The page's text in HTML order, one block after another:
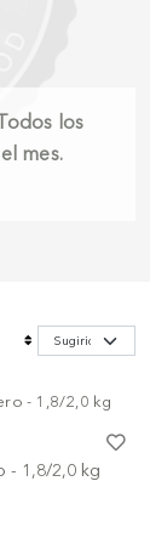
los
mes.
- 1,8/2,0 kg